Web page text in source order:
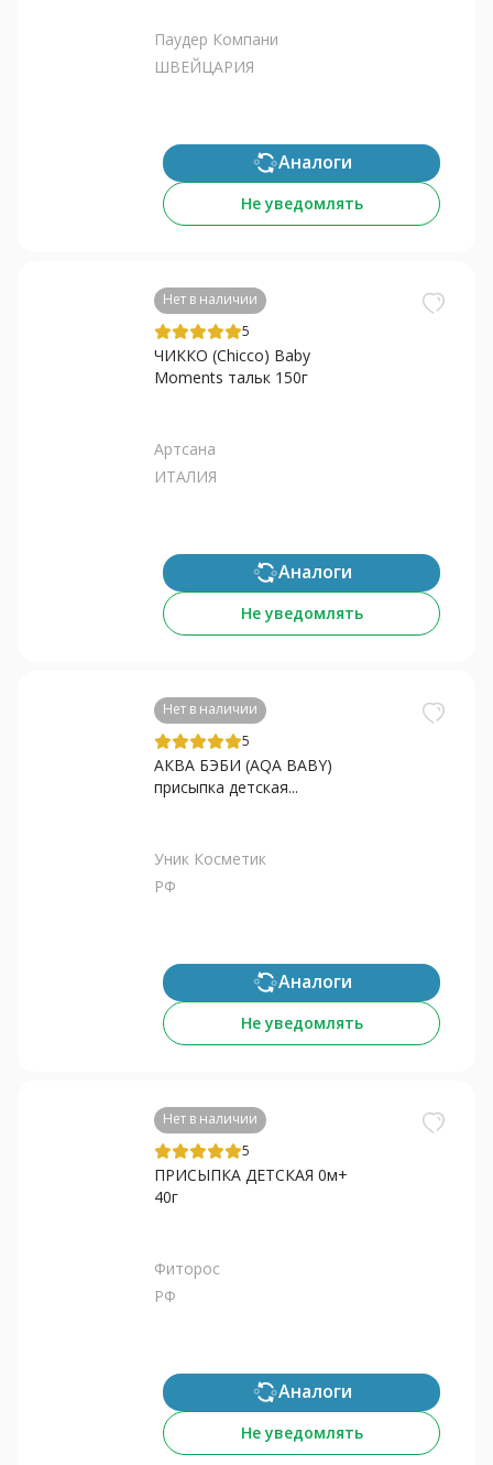
Паудер Компани
ШВЕЙЦАРИЯ
Аналоги
Не уведомлять
Нет в наличии
5
ЧИККО (Chicco) Baby
Moments тальк 150г
Артсана
ИТАЛИЯ
Аналоги
Не уведомлять
Нет в наличии
5
АКВА БЭБИ (AQA BABY)
присыпка детская...
Уник Косметик
РФ
Аналоги
Не уведомлять
Нет в наличии
5
ПРИСЫПКА ДЕТСКАЯ 0м+
40г
Фиторос
РФ
Аналоги
Не уведомлять